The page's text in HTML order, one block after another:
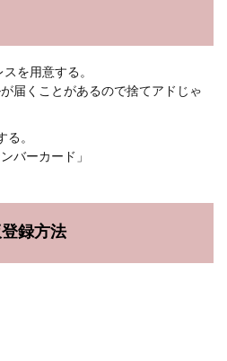
を用意する。
届くことがあるので捨てアドじゃ
る。
バーカード」
録方法